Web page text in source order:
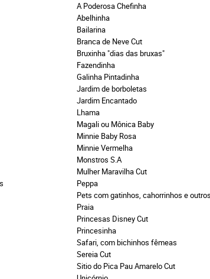
A Poderosa Chefinha
Abelhinha
Bailarina
Branca de Neve Cut
Bruxinha "dias das bruxas"
Fazendinha
Galinha Pintadinha
Jardim de borboletas
Jardim Encantado
Lhama
Magali ou Mônica Baby
Minnie Baby Rosa
Minnie Vermelha
Monstros S.A
Mulher Maravilha Cut
Peppa
Pets com gatinhos, cahorrinhos e
Praia
Princesas Disney Cut
Princesinha
Safari, com bichinhos fêmeas
Sereia Cut
Sitio do Pica Pau Amarelo Cut